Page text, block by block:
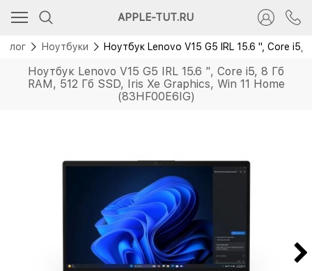
APPLE-TUT.RU
Ноутбуки Ноутбук Lenovo V15 G5 IRL 15.6 ", Core i5,
Ноутбук Lenovo V15 G5 IRL 15.6 ", Core i5, 8 Гб
RAM, 512 Гб SSD, Iris Xe Graphics, Win 11 Home
(83HF00E6IG)